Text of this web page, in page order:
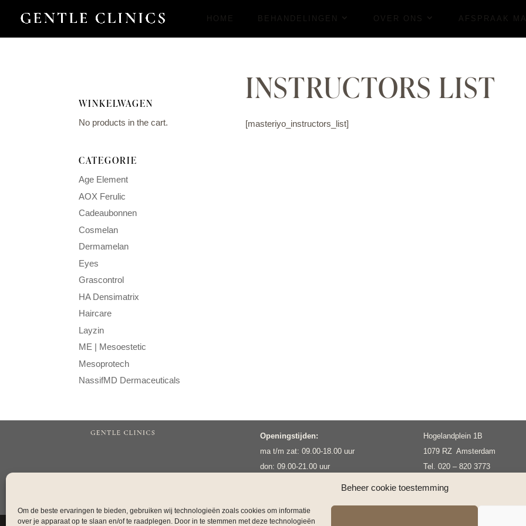
Beheer cookie toestemming
Om de beste ervaringen te bieden, gebruiken wij technologieën zoals cookies om informatie
over je apparaat op te slaan en/of te raadplegen. Door in te stemmen met deze technologieën
HOME BEHANDELINGEN OVER ONS AFSPRAAK
INSTRUCTORS LIST
[masteriyo_instructors_list]
WINKELWAGEN
No products in the cart.
CATEGORIE
Age Element
AOX Ferulic
Cadeaubonnen
Cosmelan
Dermamelan
Eyes
Grascontrol
HA Densimatrix
Haircare
Layzin
ME | Mesoestetic
Mesoprotech
NassifMD Dermaceuticals
Openingstijden:
ma t/m zat: 09.00-18.00 uur
don: 09.00-21.00 uur
Hogelandplein 1B
1079 RZ Amsterdam
Tel. 020 – 820 3773
©2025 Gentle Clinics Amsterdam | made with ♡ by